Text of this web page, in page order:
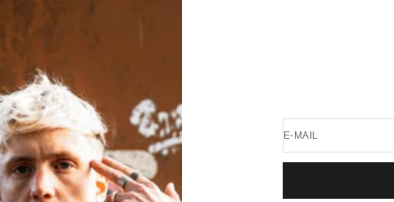
E-MAIL